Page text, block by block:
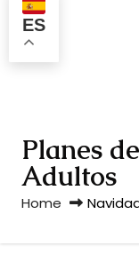
ES
Planes
Adultos
Home